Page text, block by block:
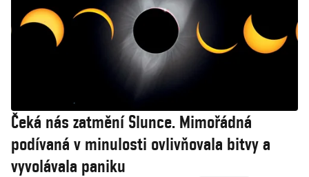
Čeká nás zatmění Slunce. Mimořádná
podívaná v minulosti ovlivňovala bitvy a
vyvolávala paniku